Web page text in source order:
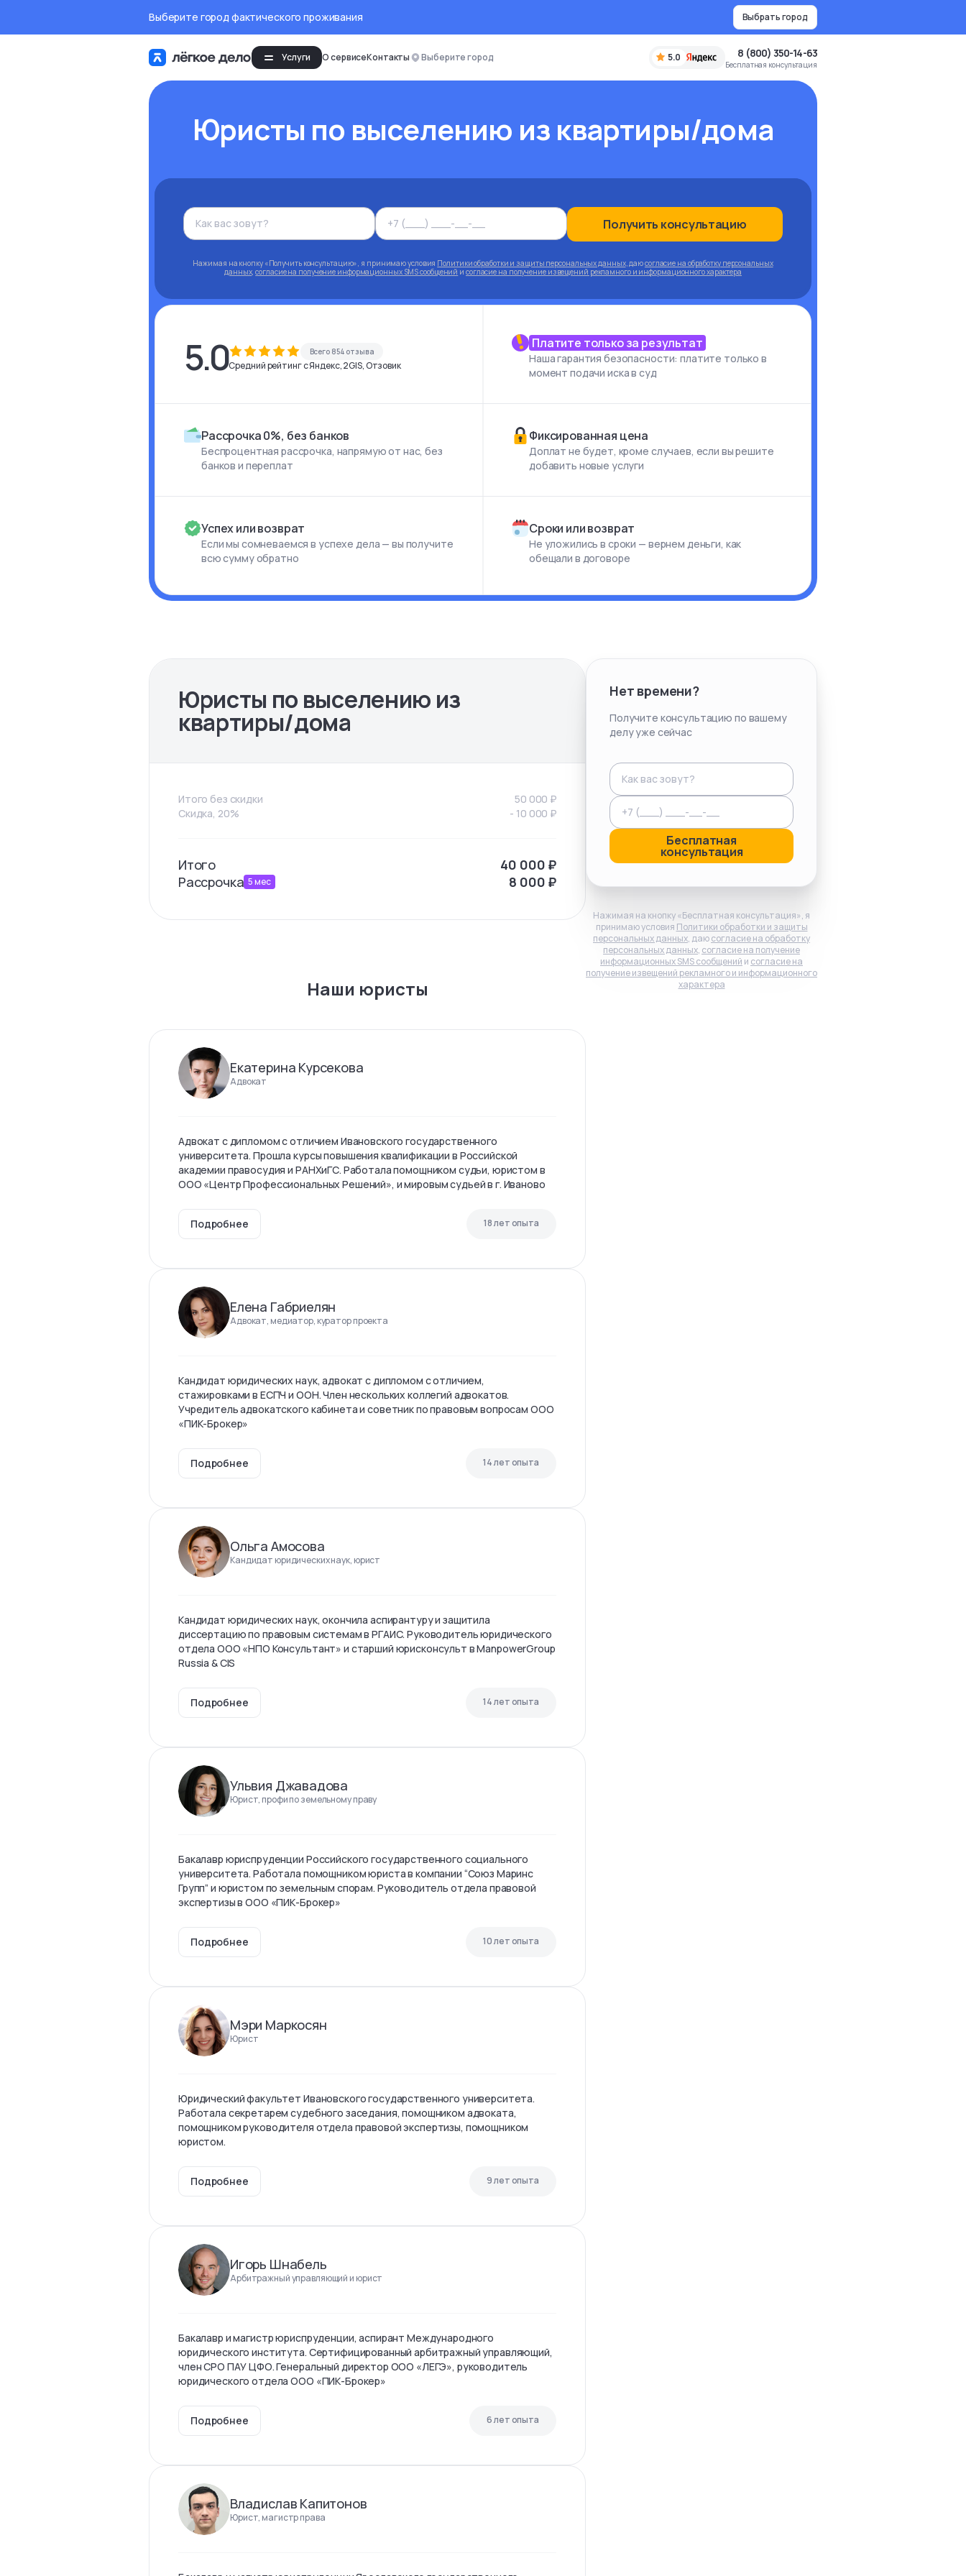
Выберите город фактического проживания Выбрать город
Услуги О сервисеКонтакты Выберите город 5.0 8 (800) 350-14-63
Бесплатная консультация
Юристы по выселению из квартиры/дома
Получить консультацию
Нажимая на кнопку «Получить консультацию», я принимаю условия Политики обработки и защиты персональных данных, даюсогласие на обработку персональных
данных,согласие на получение информационных SMS сообщений и согласие на получение извещений рекламного и информационного характера
5.0 Всего 854 отзыва
Средний рейтинг с Яндекс, 2GIS, Отзовик
Платите только за результат
Наша гарантия безопасности: платите только в
момент подачи иска в суд
Рассрочка 0%, без банков
Беспроцентная рассрочка, напрямую от нас, без
банков и переплат
Фиксированная цена
Доплат не будет, кроме случаев, если вы решите
добавить новые услуги
Успех или возврат
Если мы сомневаемся в успехе дела — вы получите
всю сумму обратно
Сроки или возврат
Не уложились в сроки — вернем деньги, как
обещали в договоре
Юристы по выселению из
квартиры/дома
Итого без скидки 50 000 ₽
Скидка, 20%
- 10 000 ₽
Итого 40 000 ₽
Рассрочка 5мес 8 000 ₽
Наши юристы
Екатерина Курсекова
Адвокат
Адвокат с дипломом с отличием Ивановского государственного
университета. Прошла курсы повышения квалификации в Российской
академии правосудия и РАНХиГС. Работала помощником судьи, юристом в
ООО «Центр Профессиональных Решений», и мировым судьей в г. Иваново
Подробнее 18 лет опыта
Елена Габриелян
Адвокат, медиатор, куратор проекта
Кандидат юридических наук, адвокат с дипломом с отличием,
стажировками в ЕСПЧ и ООН. Член нескольких коллегий адвокатов.
Учредитель адвокатского кабинета и советник по правовым вопросам ООО
«ПИК-Брокер»
Подробнее 14 лет опыта
Ольга Амосова
Кандидат юридических наук, юрист
Кандидат юридических наук, окончила аспирантуру и защитила
диссертацию по правовым системам в РГАИС. Руководитель юридического
отдела ООО «НПО Консультант» и старший юрисконсульт в ManpowerGroup
Russia & CIS
Подробнее 14 лет опыта
Ульвия Джавадова
Юрист, профи по земельному праву
Бакалавр юриспруденции Российского государственного социального
университета. Работала помощником юриста в компании “Союз Маринс
Групп” и юристом по земельным спорам. Руководитель отдела правовой
экспертизы в ООО «ПИК-Брокер»
Подробнее 10 лет опыта
Мэри Маркосян
Юрист
Юридический факультет Ивановского государственного университета.
Работала секретарем судебного заседания, помощником адвоката,
помощником руководителя отдела правовой экспертизы, помощником
юристом.
Подробнее 9 лет опыта
Игорь Шнабель
Арбитражный управляющий и юрист
Бакалавр и магистр юриспруденции, аспирант Международного
юридического института. Сертифицированный арбитражный управляющий,
член СРО ПАУ ЦФО. Генеральный директор ООО «ЛЕГЭ», руководитель
юридического отдела ООО «ПИК-Брокер»
Подробнее 6 лет опыта
Владислав Капитонов
Юрист, магистр права
Нет времени?
Получите консультацию по вашему
делу уже сейчас
Бесплатная
консультация
Нажимая на кнопку «Бесплатная консультация», я
принимаю условия Политики обработки и защиты
персональных данных, даюсогласие на обработку
персональных данных, согласие на получение
информационных SMS сообщений и согласие на
получение извещений рекламного и информационного
характера